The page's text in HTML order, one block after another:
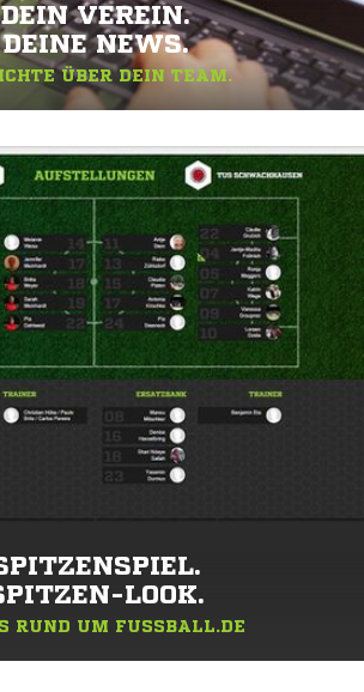
DEIN VEREIN.
DEINE NEWS.
ÜBER DEIN TEAM.
LOOK.
RUND UM FUSSBALL.DE